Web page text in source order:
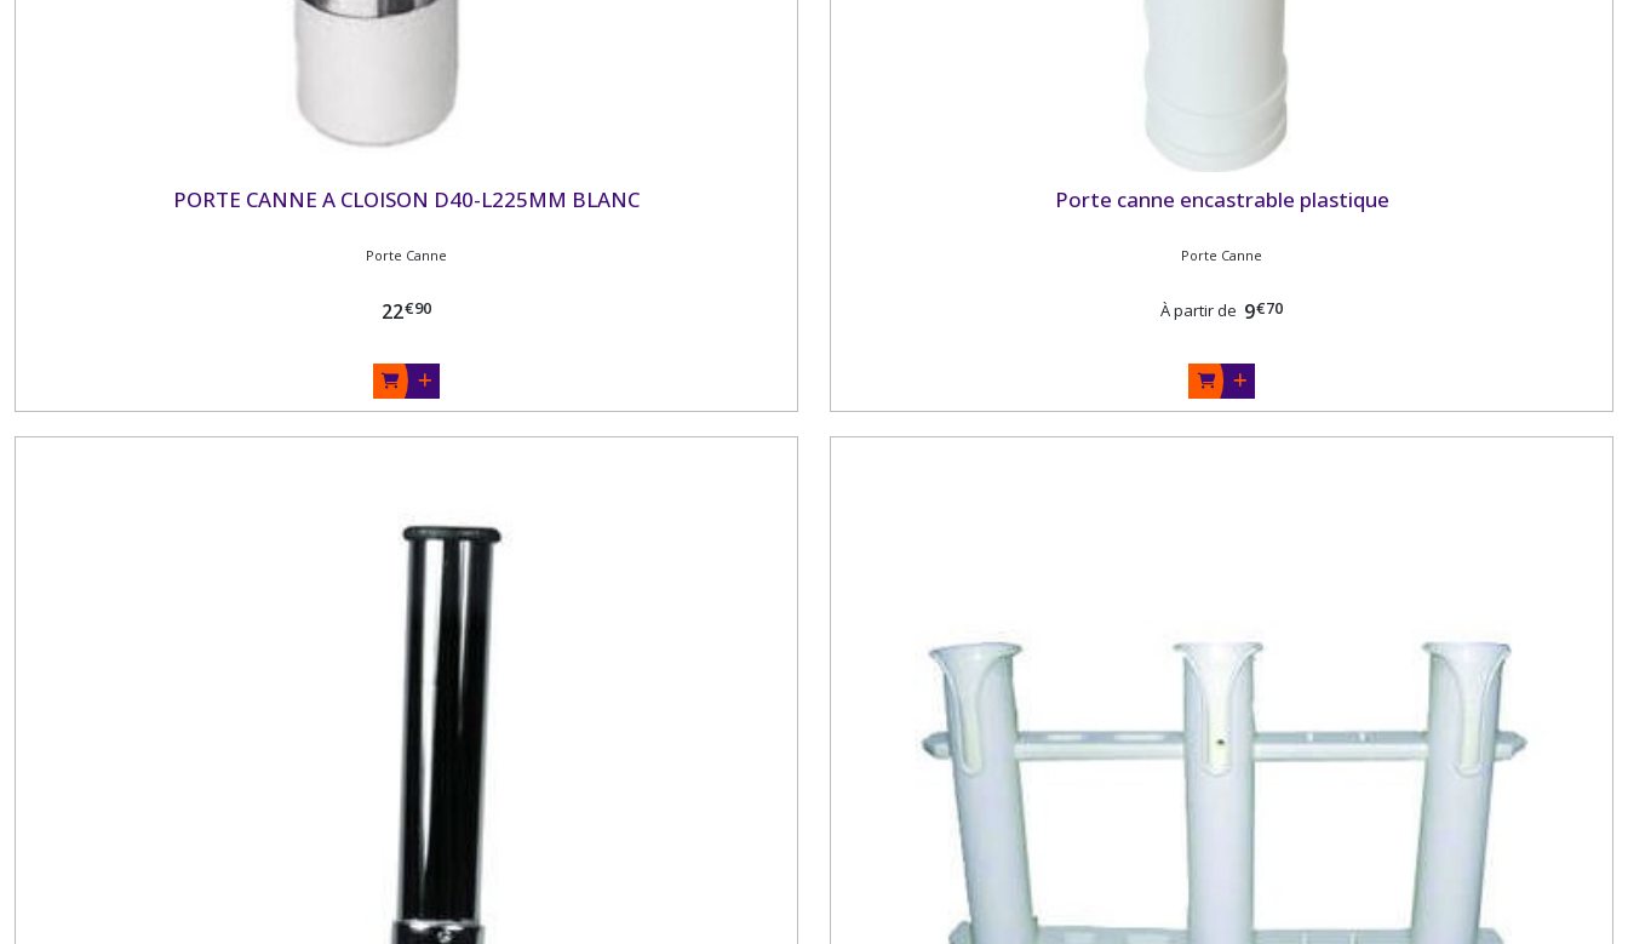
PORTE CANNE A CLOISON D40-L225MM BLANC
Porte Canne
22€90
Porte canne encastrable plastique
Porte Canne
À partir de 9€70